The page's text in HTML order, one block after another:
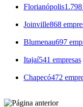
Florianópolis
Joinville868
Blumenau697
Itajaí541 empresas
Chapecó472